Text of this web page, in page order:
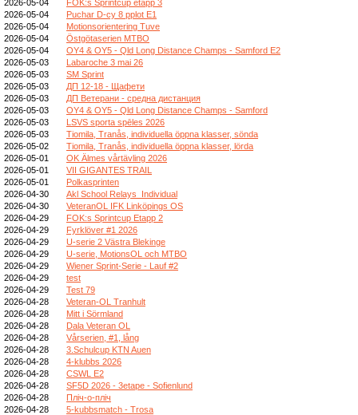
2026-05-04
FOK:s Sprintcup etapp 3
2026-05-04
Puchar D-cy 8 pplot E1
2026-05-04
Motionsorientering Tuve
2026-05-04
Östgötaserien MTBO
2026-05-04
OY4 & OY5 - Qld Long Distance Champs - Samford E2
2026-05-03
Labaroche 3 mai 26
2026-05-03
SM Sprint
2026-05-03
ДП 12-18 - Щафети
2026-05-03
ДП Ветерани - средна дистанция
2026-05-03
OY4 & OY5 - Qld Long Distance Champs - Samford
2026-05-03
LSVS sporta spēles 2026
2026-05-03
Tiomila, Tranås, individuella öppna klasser, sönda
2026-05-02
Tiomila, Tranås, individuella öppna klasser, lörda
2026-05-01
OK Älmes vårtävling 2026
2026-05-01
VII GIGANTES TRAIL
2026-05-01
Polkasprinten
2026-04-30
Akl School Relays_Individual
2026-04-30
VeteranOL IFK Linköpings OS
2026-04-29
FOK:s Sprintcup Etapp 2
2026-04-29
Fyrklöver #1 2026
2026-04-29
U-serie 2 Västra Blekinge
2026-04-29
U-serie, MotionsOL och MTBO
2026-04-29
Wiener Sprint-Serie - Lauf #2
2026-04-29
test
2026-04-29
Test 79
2026-04-28
Veteran-OL Tranhult
2026-04-28
Mitt i Sörmland
2026-04-28
Dala Veteran OL
2026-04-28
Vårserien, #1, lång
2026-04-28
3.Schulcup KTN Auen
2026-04-28
4-klubbs 2026
2026-04-28
CSWL E2
2026-04-28
SF5D 2026 - 3etape - Sofienlund
2026-04-28
Пліч-о-пліч
2026-04-28
5-kubbsmatch - Trosa